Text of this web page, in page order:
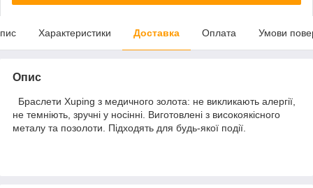
Характеристики Доставка Оплата Умови
Опис
Браслети Xuping з медичного золота: не викликають алергії,
не темніють, зручні у носінні. Виготовлені з високоякісного
металу та позолоти. Підходять для будь-якої події.